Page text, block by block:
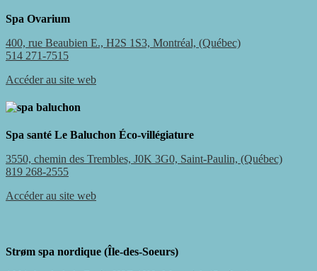
Spa Ovarium
400, rue Beaubien E., H2S 1S3, Montréal, (Québec)
514 271-7515
Accéder au site web
Spa santé Le Baluchon Éco-villégiature
3550, chemin des Trembles, J0K 3G0, Saint-Paulin, (Québec)
819 268-2555
Accéder au site web
Strøm spa nordique (Île-des-Soeurs)